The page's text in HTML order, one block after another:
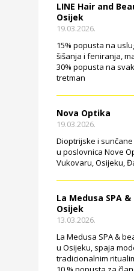
LINE Hair and
Osijek
19.03.2026.
15% popusta na
šišanja i feniranja,
30% popusta na
tretman
Nova Optika
19.03.2026.
Dioptrijske i
u poslovnica Nove
Vukovaru, Osijeku,
La Medusa SPA
Osijek
13.03.2026.
La Medusa SPA &
u Osijeku, spaja
tradicionalnim